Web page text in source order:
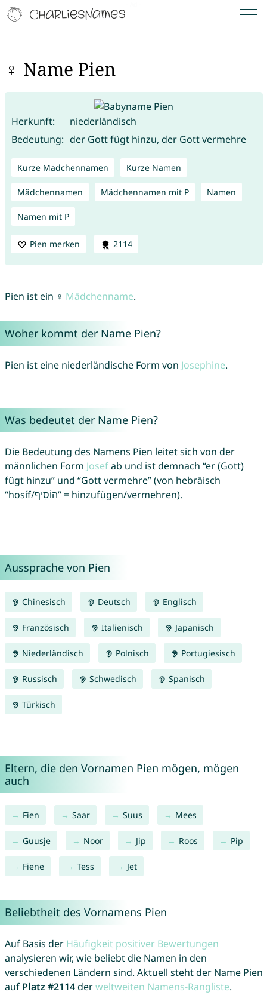
♀ Name Pien
Herkunft:
niederländisch
Bedeutung: der Gott fügt hinzu, der Gott vermehre
Kurze Mädchennamen Kurze Namen
Mädchennamen Mädchennamen mit P Namen
Namen mit P
Pien merken 2114
Pien ist ein ♀ Mädchenname.
Woher kommt der Name Pien?
Pien ist eine niederländische Form von Josephine.
Was bedeutet der Name Pien?
Die Bedeutung des Namens Pien leitet sich von der
männlichen Form Josefab und ist demnach “er (Gott)
fügt hinzu” und “Gott vermehre” (von hebräisch
“hosíf/הוֹסִיף” = hinzufügen/vermehren).
Aussprache von Pien
Chinesisch Deutsch Englisch
Französisch Italienisch Japanisch
Niederländisch Polnisch Portugiesisch
Russisch Schwedisch Spanisch
Türkisch
Eltern, die den Vornamen Pien mögen, mögen
auch
Fien Saar Suus Mees
Guusje Noor Jip Roos Pip
Fiene Tess Jet
Beliebtheit des Vornamens Pien
Auf Basis der Häufigkeit positiver Bewertungen
analysieren wir, wie beliebt die Namen in den
verschiedenen Ländern sind. Aktuell steht der Name Pien
auf Platz #2114derweltweiten Namens-Rangliste.